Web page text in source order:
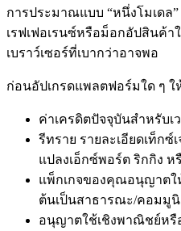
การประมาณแบบ “หนึ่งโมเดล
เรฟเฟอเรนซ์หรือม็อกอัปสินค้
เบราว์เซอร์ที่เบากว่าอาจพอ
ก่อนอัปเกรดแพลตฟอร์มใด ๆ ใ
ค่าเครดิตปัจจุบันสำหรับ
รีทราย รายละเอียดเท็กซ์เ
แปลงเอ็กซ์พอร์ต ริกกิง ห
แพ็กเกจของคุณอนุญาตใ
ต้นเป็นสาธารณะ/คอมมู
อนุญาตใช้เชิงพาณิชย์หรื